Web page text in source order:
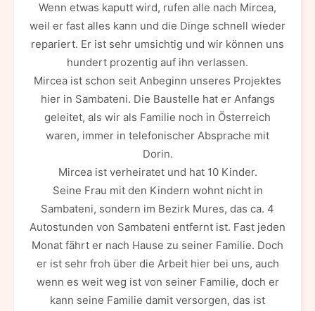
Wenn etwas kaputt wird, rufen alle nach Mircea,
weil er fast alles kann und die Dinge schnell wieder
repariert. Er ist sehr umsichtig und wir können uns
hundert prozentig auf ihn verlassen.
Mircea ist schon seit Anbeginn unseres Projektes
hier in Sambateni. Die Baustelle hat er Anfangs
geleitet, als wir als Familie noch in Österreich
waren, immer in telefonischer Absprache mit
Dorin.
Mircea ist verheiratet und hat 10 Kinder.
Seine Frau mit den Kindern wohnt nicht in
Sambateni, sondern im Bezirk Mures, das ca. 4
Autostunden von Sambateni entfernt ist. Fast jeden
Monat fährt er nach Hause zu seiner Familie. Doch
er ist sehr froh über die Arbeit hier bei uns, auch
wenn es weit weg ist von seiner Familie, doch er
kann seine Familie damit versorgen, das ist